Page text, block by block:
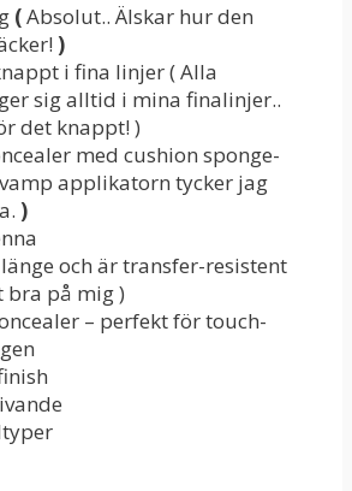
(Absolut.. Älskar hur den
)
i fina linjer ( Alla
sig alltid i mina finalinjer..
det knappt! )
med cushion sponge-
applikatorn tycker jag
)
och är transfer-resistent
bra på mig )
– perfekt för touch-